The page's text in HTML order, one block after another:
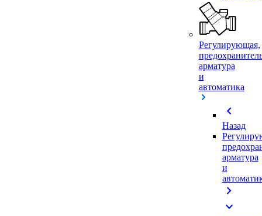
Регулирующая,
арматура
и
автоматика
chevron_left
Назад
арматура
и
chevron_right
expand_more